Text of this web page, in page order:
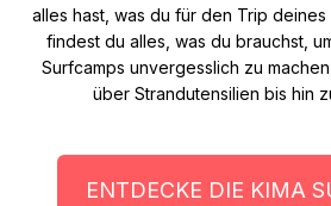
alles hast, was du für den Trip
findest du alles, was du brauchst,
Surfcamps unvergesslich zu
über Strandutensilien bis hin
ENTDECKE DIE KIMA